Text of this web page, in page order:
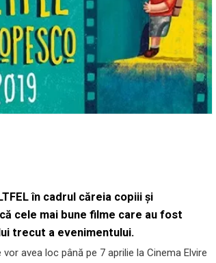
în cadrul căreia copiii și
cele mai bune filme care au fost
trecut a evenimentului.
avea loc până pe 7 aprilie la Cinema Elvire